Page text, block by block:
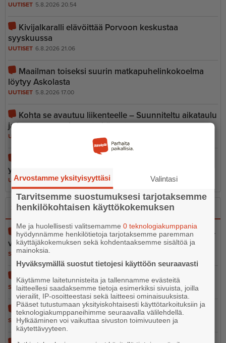
UUTISET 5.8.2026 20.54
Kivijalkaralli elävöittää Porvoon keskustaa
syyskuussa
UUTISET 6.8.2026 21.06
Maailman toiseksi suurin matkapu­he­lin­ko­koelma
löytyy Askolasta
UUTISET 5.8.2026 17.00
Kohta se avautuu liikenteelle – Suunniteltu aikataulu
ja kustannusarvio ovat pitäneet
UUTISET
yllättävä hittituote myydään usein loppuun
UUTISET 7.8.2026 6.30
Sano seKerro se kuvin
Pelastustoimen merellinen valmius osa kokonais­tur­
val­li­suutta
SANO SE 5.8.2026 13.02
Vain 37 euron tähden
SANO SE 5.8.2026 12.56
Ihmisarvo ei ole leikkiä
SANO SE 4.8.2026 10.05
Arvostamme yksityisyyttäsi Valintasi
Tarvitsemme suostumuksesi tarjotaksemme
henkilökohtaisen käyttökokemuksen
Me ja huolellisesti valitsemamme0 teknologiakumppania
hyödynnämme henkilötietoja tarjotaksemme paremman
käyttäjäkokemuksen sekä kohdentaaksemme sisältöä ja
mainoksia.
Hyväksymällä suostut tietojesi käyttöön seuraavasti
Käytämme laitetunnisteita ja tallennamme evästeitä
laitteellesi saadaksemme tietoja esimerkiksi sivuista, joilla
vierailit, IP-osoitteestasi sekä laitteesi ominaisuuksista.
Pääset tutustumaan yksityiskohtaisesti käyttötarkoituksiin ja
teknologiakumppaneihimme seuraavalla välilehdellä.
Hylkääminen voi vaikuttaa sivuston toimivuuteen ja
käytettävyyteen.